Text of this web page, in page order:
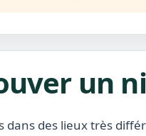
un
des lieux très